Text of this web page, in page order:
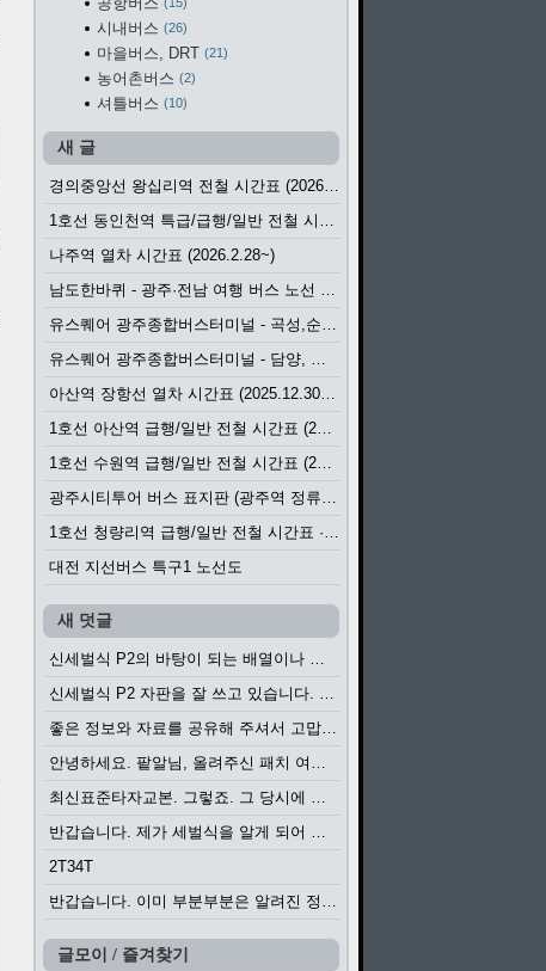
시내버스 26
마을버스, DRT 21
농어촌버스 2
셔틀버스 10
새 글
경의중앙선 왕십리역 전철 시간표 (2026.4.20~)
1호선 동인천역 특급/급행/일반 전철 시간표 (2026.2.28~)
나주역 열차 시간표 (2026.2.28~)
남도한바퀴 - 광주·전남 여행 버스 노선 (2026.3.1~5.31)
유스퀘어 광주종합버스터미널 - 곡성,순천／화순,보성,율포 방면 시외버스 시간표 (2026.1.31)
유스퀘어 광주종합버스터미널 - 담양, 순창, 남원, 무주, 장수, 거창, 대구 방면 시외버스 시간표 (2026...
아산역 장항선 열차 시간표 (2025.12.30 기준) (무궁화호, ITX-마음, 새마을호, 서해금빛열차)
1호선 아산역 급행/일반 전철 시간표 (2025.12.30~)
1호선 수원역 급행/일반 전철 시간표 (2025.12.30~)
광주시티투어 버스 표지판 (광주역 정류장) (2024?)
1호선 청량리역 급행/일반 전철 시간표 · 노선도 (2025.12.30~)
대전 지선버스 특구1 노선도
새 덧글
신세벌식 P2의 바탕이 되는 배열이나 주요 기능...
신세벌식 P2 자판을 잘 쓰고 있습니다. 쓰기 편리...
좋은 정보와 자료를 공유해 주셔서 고맙습니다....
안녕하세요. 팥알님, 올려주신 패치 여러모로 감사...
최신표준타자교본. 그렇죠. 그 당시에 최신 표준...
반갑습니다. 제가 세벌식을 알게 되어 세벌식 써...
2T34T
반갑습니다. 이미 부분부분은 알려진 정보들이...
글모이 / 즐겨찾기